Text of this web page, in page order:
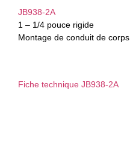
JB938-2A
1 – 1/4 pouce rigide
Montage de conduit de corps
Fiche technique JB938-2A